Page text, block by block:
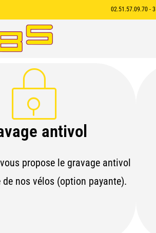
02.51.57.09.70 -
antivol
propose le gravage antivol
de nos vélos (option payante).